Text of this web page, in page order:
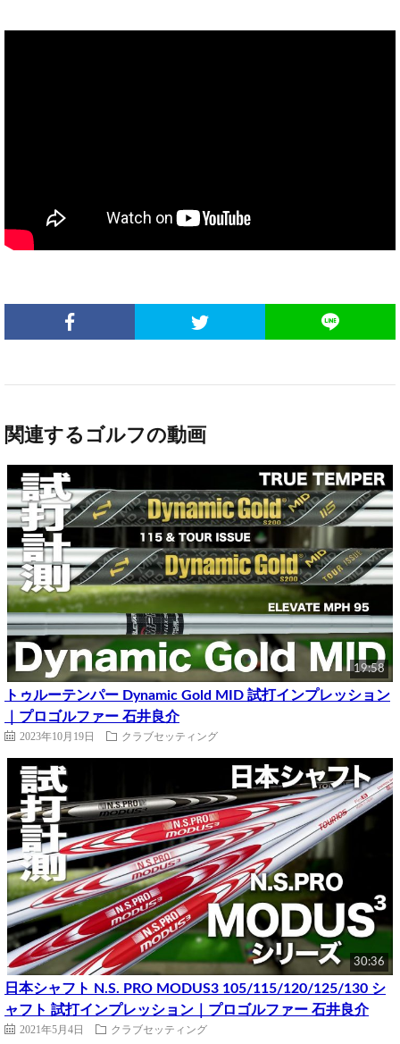
関連するゴルフの動画
19:58
トゥルーテンパー Dynamic Gold MID 試打インプレッション
｜プロゴルファー 石井良介
2023年10月19日 クラブセッティング
30:36
日本シャフト N.S. PRO MODUS3 105/115/120/125/130 シ
ャフト 試打インプレッション｜プロゴルファー 石井良介
2021年5月4日 クラブセッティング